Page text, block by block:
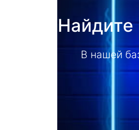
Найдите
В нашей